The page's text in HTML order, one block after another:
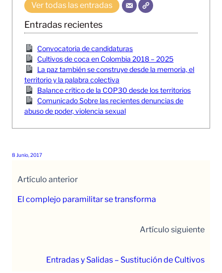
Ver todas las entradas
Entradas recientes
Convocatoria de candidaturas
Cultivos de coca en Colombia 2018 – 2025
La paz también se construye desde la memoria, el
territorio y la palabra colectiva
Balance crítico de la COP30 desde los territorios
Comunicado Sobre las recientes denuncias de
abuso de poder, violencia sexual
8 Junio, 2017
Artículo anterior
El complejo paramilitar se transforma
Artículo siguiente
Entradas y Salidas – Sustitución de Cultivos